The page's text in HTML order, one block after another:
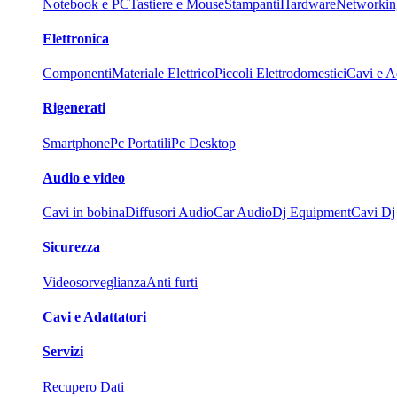
Notebook e PCTastiere e MouseStampantiHardware
Elettronica
ComponentiMateriale ElettricoPiccoli ElettrodomesticiCavi e
Rigenerati
SmartphonePc PortatiliPc Desktop
Audio e video
Cavi in bobinaDiffusori AudioCar AudioDj EquipmentCavi Dj
Sicurezza
VideosorveglianzaAnti furti
Cavi e Adattatori
Servizi
Recupero Dati